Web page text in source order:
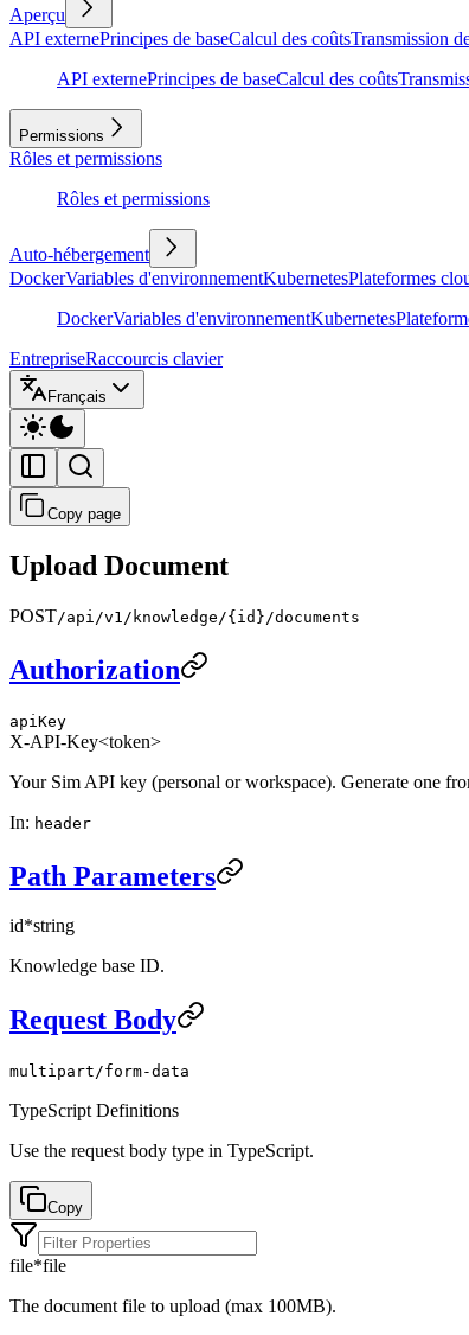
Aperçu
API externePrincipes de baseCalcul des coûtsTransmission
API externePrincipes de baseCalcul des coûts
Permissions
Rôles et permissions
Rôles et permissions
Auto-hébergement
DockerVariables d'environnementKubernetesPlateformes
DockerVariables d'environnementKubernetes
EntrepriseRaccourcis clavier
Français
Copy page
Upload Document
POST/api/v1/knowledge/{id}/documents
Authorization
apiKey
X-API-Key<token>
Your Sim API key (personal or workspace). Generate one
In: header
Path Parameters
id*string
Knowledge base ID.
Request Body
multipart/form-data
TypeScript Definitions
Use the request body type in TypeScript.
Copy
file*file
The document file to upload (max 100MB).